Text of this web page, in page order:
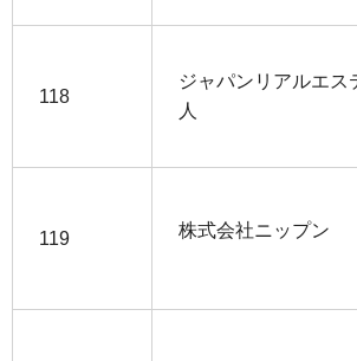
118
ジャパンリアルエス
人
119 株式会社ニップン